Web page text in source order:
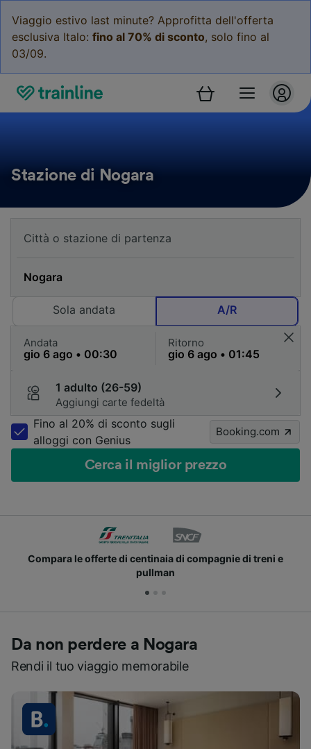
Viaggio estivo last minute? Approfitta dell'offerta
esclusiva Italo: fino al 70% di sconto, solo fino al
03/09.
Stazione di Nogara
Sola andata A/R
Andata Ritorno
1 adulto (26-59)
Aggiungi carte fedeltà
Fino al 20% di sconto sugli
alloggi con Genius
Booking.com
Cerca il miglior prezzo
di treni e Unisciti ai milioni di utenti che
Da non perdere a Nogara
Rendi il tuo viaggio memorabile